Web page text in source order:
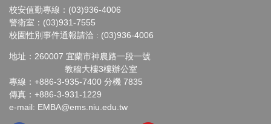
校安值勤專線：(03)936-4006
警衛室：(03)931-7555
校園性別事件通報請洽 : (03)936-4006
地址：260007 宜蘭市神農路一段一號
教穡大樓3樓辦公室
專線：+886-3-935-7400 分機 7835
傳真：+886-3-931-1229
e-mail: EMBA@ems.niu.edu.tw